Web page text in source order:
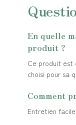
En quelle
produit ?
Ce produit est
choisi pour sa
Comment
Entretien